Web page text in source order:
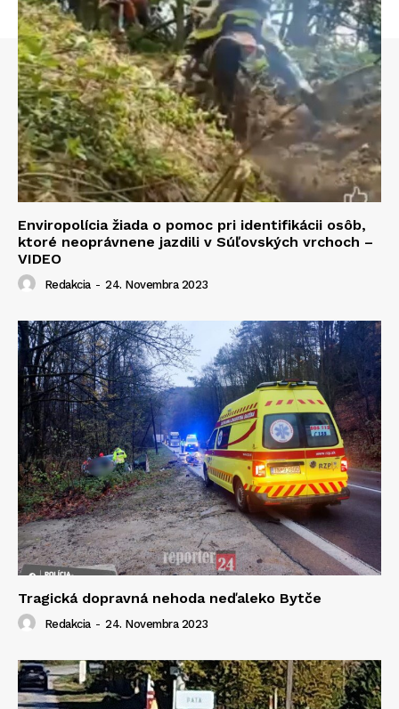
Enviropolícia žiada o pomoc pri identifikácii osôb,
ktoré neoprávnene jazdili v Súľovských vrchoch –
VIDEO
Redakcia - 24. Novembra 2023
Tragická dopravná nehoda neďaleko Bytče
Redakcia - 24. Novembra 2023